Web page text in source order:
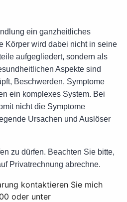
ein ganzheitliches
Körper wird dabei nicht in seine
aufgegliedert, sondern als
Aspekte sind
Beschwerden, Symptome
ein komplexes System. Bei
nicht die Symptome
Ursachen und Auslöser
zu dürfen. Beachten Sie bitte,
Privatrechnung abrechne.
kontaktieren Sie mich
oder unter